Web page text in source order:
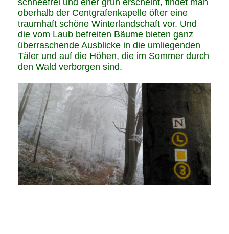
schneefrei und eher grün erscheint, findet man
oberhalb der Centgrafenkapelle öfter eine
traumhaft schöne Winterlandschaft vor. Und
die vom Laub befreiten Bäume bieten ganz
überraschende Ausblicke in die umliegenden
Täler und auf die Höhen, die im Sommer durch
den Wald verborgen sind.